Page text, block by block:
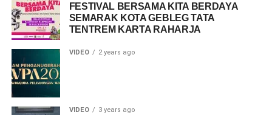
FESTIVAL BERSAMA KITA BERDAYA
SEMARAK KOTA GEBLEG TATA
TENTREM KARTA RAHARJA
VIDEO 2 years ago
VIDEO 3 years ago